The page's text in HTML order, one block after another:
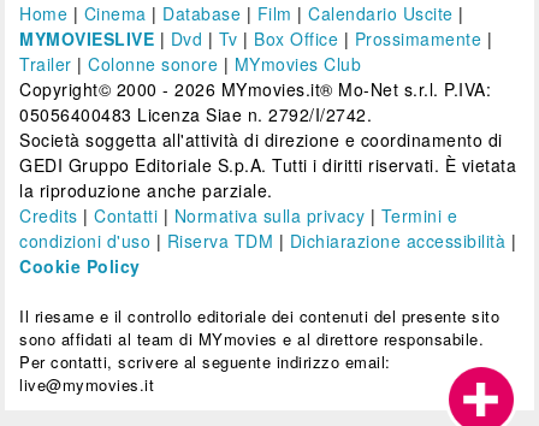
Home | Cinema | Database | Film |Calendario Uscite |
MYMOVIESLIVE | Dvd | Tv | Box Office | Prossimamente |
Trailer |Colonne sonore | MYmovies Club
Copyright© 2000 - 2026 MYmovies.it® Mo-Net s.r.l. P.IVA:
05056400483 Licenza Siae n. 2792/I/2742.
Società soggetta all'attività di direzione e coordinamento di
GEDI Gruppo Editoriale S.p.A. Tutti i diritti riservati. È vietata
la riproduzione anche parziale.
Credits |Contatti | Normativa sulla privacy | Termini e
condizioni d'uso | Riserva TDM | Dichiarazione accessibilità |
Cookie Policy
Il riesame e il controllo editoriale dei contenuti del presente sito
sono affidati al team di MYmovies e al direttore responsabile.
Per contatti, scrivere al seguente indirizzo email:
live@mymovies.it